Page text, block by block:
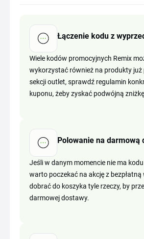
Łączenie kodu z
Wiele kodów promocyjnych Remix
wykorzystać również na produkty już
sekcji outlet, sprawdź regulamin
kuponu, żeby zyskać podwójną
Polowanie na darmową
Jeśli w danym momencie nie ma
warto poczekać na akcję z bezpłatną
dobrać do koszyka tyle rzeczy, by
darmowej dostawy.